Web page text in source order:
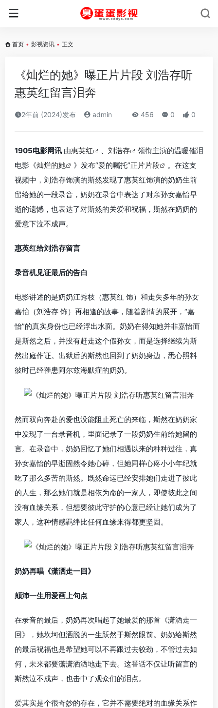
首页 • 影视资讯 • 正文
《灿烂的她》曝正片片段 刘浩存听
惠英红留言泪奔
2年前 (2024)发布 admin 456 0 0
1905电影网讯 由惠英红 、 刘浩存
领衔主演的温暖催泪
电影《灿烂的她 》发布“爱的嘱托”正片片段
。在这支
视频中，刘浩存饰演的斯然发现了惠英红饰演的奶奶生前
留给她的一段录音，奶奶在录音中表达了对亲孙女嘉怡早
逝的遗憾，也表达了对斯然的关爱和祝福，斯然在奶奶的
爱意下泣不成声。
惠英红给刘浩存留言
录音机见证最后的告白
电影讲述的是奶奶江秀枝（惠英红 饰）和走失多年的孙女
嘉怡（刘浩存 饰）再相逢的故事，随着剧情的展开，“嘉
怡”的真实身份也已经浮出水面。奶奶在得知她并非嘉怡而
是斯然之后，并没有赶走这个假孙女，而是选择继续为斯
然出庭作证。出狱后的斯然也回到了奶奶身边，悉心照料
彼时已经罹患阿尔兹海默症的奶奶。
然而双向奔赴的爱也没能阻止死亡的来临，斯然在奶奶家
中发现了一台录音机，里面记录了一段奶奶生前给她留的
言。在录音中，奶奶回忆了她们相遇以来的种种过往，真
孙女嘉怡的早逝固然令她心碎，但她同样心疼小小年纪就
吃了那么多苦的斯然。既然命运已经安排她们走进了彼此
的人生，那么她们就是相依为命的一家人，即使彼此之间
没有血缘关系，但想要彼此守护的心意已经让她们成为了
家人，这种情感羁绊比任何血缘来得都更坚固。
奶奶再唱《潇洒走一回》
颠沛一生用爱画上句点
在录音的最后，奶奶再次唱起了她最爱的那首《潇洒走一
回》，她坎坷但洒脱的一生跃然于斯然眼前。奶奶给斯然
的最后祝福也是希望她可以不再跟过去较劲，不管过去如
何，未来都要潇潇洒洒地走下去。这番话不仅让听留言的
斯然泣不成声，也击中了观众们的泪点。
爱其实是个很奇妙的存在，它并不需要绝对的血缘关系作